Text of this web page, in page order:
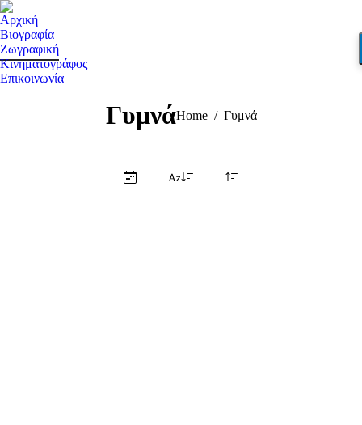
Αρχική
Βιογραφία
Ζωγραφική
Κινηματογράφος
Επικοινωνία
ΓυμνάYou are here:
Home Γυμνά